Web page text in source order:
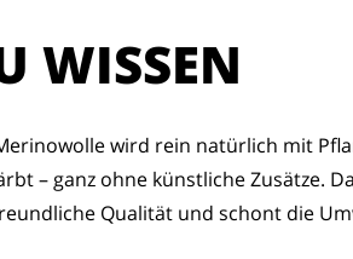
WISSEN
wird rein natürlich mit
– ganz ohne künstliche Zusätze.
Qualität und schont die